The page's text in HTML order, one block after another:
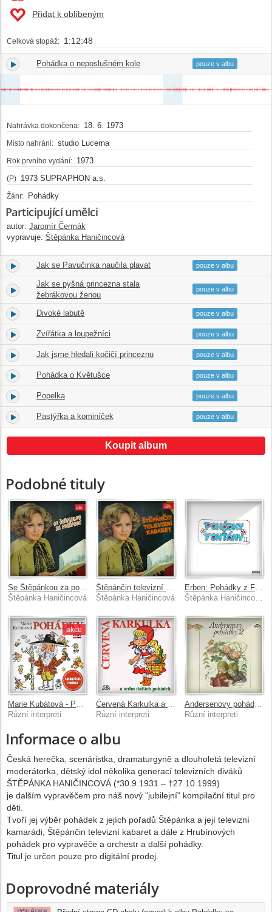
Přidat k oblíbeným
Celková stopáž: 1:12:48
1. Pohádka o neposlušném kole 06:50
pouze v albu
Nahrávka dokončena: 18. 6. 1973
Místo nahrání: studio Lucerna
Rok prvního vydání: 1973
(P) 1973 SUPRAPHON a.s.
Žánr: Pohádky
Participující umělci
autor: Jaromír Čermák
vypravuje: Štěpánka Haničincová
2. Jak se Pavučinka naučila plavat 07:36
pouze v albu
3.
Jak se pyšná princezna stala
žebrákovou ženou
09:01
pouze v albu
4. Divoké labutě 07:02
pouze v albu
5. Zvířátka a loupežníci 05:49
pouze v albu
6. Jak jsme hledali kočičí princeznu 06:47
pouze v albu
7. Pohádka o Květušce 13:13
pouze v albu
8. Popelka 09:13
pouze v albu
9. Pastýřka a kominíček 07:17
pouze v albu
Koupit album
Podobné tituly
Štěpánka Haničincová
Štěpánka Haničincová
Erben: Pohádky z Fontány II.
Štěpánka Haničincová, Jan Přeučil
akce
Marie Kubátová - Pohádky
Různí interpreti
Červená Karkulka a sedm dalších pohádek
Různí interpreti
Andersenovy pohádky 2
Různí interpreti
Informace o albu
Česká herečka, scenáristka, dramaturgyně a dlouholetá televizní
moderátorka, dětský idol několika generací televizních diváků
ŠTĚPÁNKA HANIČINCOVÁ (*30.9.1931 – †27.10.1999)
je dalším vypravěčem pro náš nový "jubilejní" kompilační titul pro
děti.
Tvoří jej výběr pohádek z jejích pořadů Štěpánka a její televizní
kamarádi, Štěpánčin televizní kabaret a dále z Hrubínových
pohádek pro vypravěče a orchestr a další pohádky.
Titul je určen pouze pro digitální prodej.
Doprovodné materiály